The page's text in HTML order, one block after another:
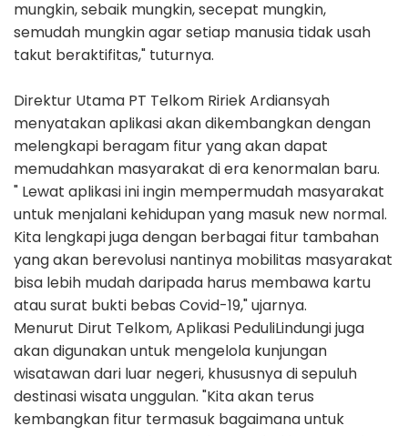
mungkin, sebaik mungkin, secepat mungkin,
semudah mungkin agar setiap manusia tidak usah
takut beraktifitas," tuturnya.
Direktur Utama PT Telkom Ririek Ardiansyah
menyatakan aplikasi akan dikembangkan dengan
melengkapi beragam fitur yang akan dapat
memudahkan masyarakat di era kenormalan baru.
" Lewat aplikasi ini ingin mempermudah masyarakat
untuk menjalani kehidupan yang masuk new normal.
Kita lengkapi juga dengan berbagai fitur tambahan
yang akan berevolusi nantinya mobilitas masyarakat
bisa lebih mudah daripada harus membawa kartu
atau surat bukti bebas Covid-19," ujarnya.
Menurut Dirut Telkom, Aplikasi PeduliLindungi juga
akan digunakan untuk mengelola kunjungan
wisatawan dari luar negeri, khususnya di sepuluh
destinasi wisata unggulan. "Kita akan terus
kembangkan fitur termasuk bagaimana untuk